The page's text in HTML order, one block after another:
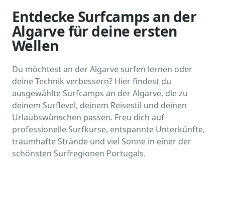
Entdecke Surfcamps an der
Algarve für deine ersten
Wellen
Du möchtest an der Algarve surfen lernen oder
deine Technik verbessern? Hier findest du
ausgewählte Surfcamps an der Algarve, die zu
deinem Surflevel, deinem Reisestil und deinen
Urlaubswünschen passen. Freu dich auf
professionelle Surfkurse, entspannte Unterkünfte,
traumhafte Strände und viel Sonne in einer der
schönsten Surfregionen Portugals.